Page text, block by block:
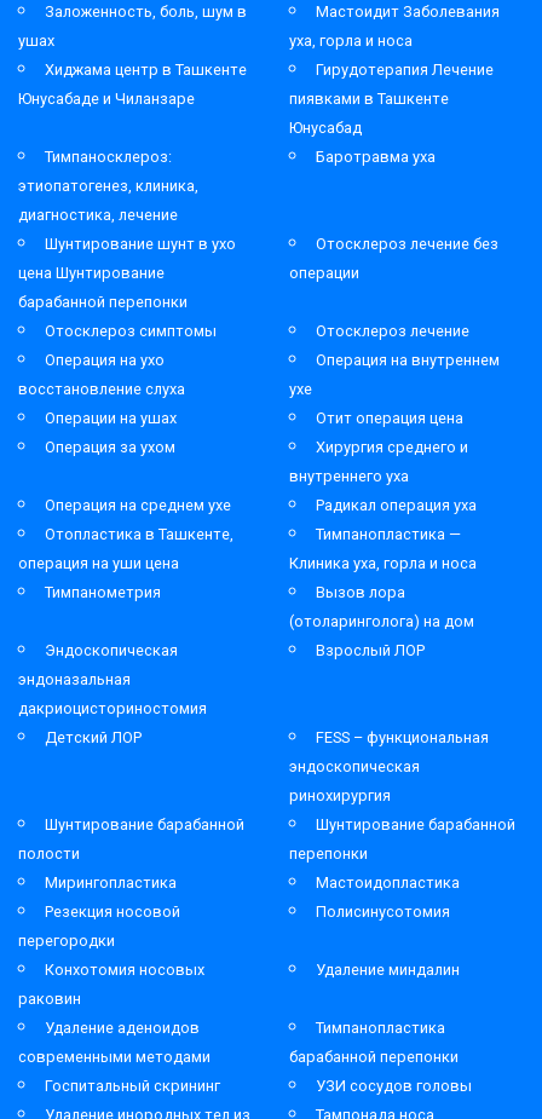
Заложенность, боль, шум в
ушах
Мастоидит Заболевания
уха, горла и носа
Хиджама центр в Ташкенте
Юнусабаде и Чиланзаре
Гирудотерапия Лечение
пиявками в Ташкенте
Юнусабад
Тимпаносклероз:
этиопатогенез, клиника,
диагностика, лечение
Баротравма уха
Шунтирование шунт в ухо
цена Шунтирование
барабанной перепонки
Отосклероз лечение без
операции
Отосклероз симптомы
Отосклероз лечение
Операция на ухо
восстановление слуха
Операция на внутреннем
ухе
Операции на ушах
Отит операция цена
Операция за ухом
Хирургия среднего и
внутреннего уха
Операция на среднем ухе
Радикал операция уха
Отопластика в Ташкенте,
операция на уши цена
Тимпанопластика —
Клиника уха, горла и носа
Тимпанометрия
Вызов лора
(отоларинголога) на дом
Эндоскопическая
эндоназальная
дакриоцисториностомия
Взрослый ЛОР
Детский ЛОР
FESS – функциональная
эндоскопическая
ринохирургия
Шунтирование барабанной
полости
Шунтирование барабанной
перепонки
Мирингопластика
Мастоидопластика
Резекция носовой
перегородки
Полисинусотомия
Конхотомия носовых
раковин
Удаление миндалин
Удаление аденоидов
современными методами
Тимпанопластика
барабанной перепонки
Госпитальный скрининг
УЗИ сосудов головы
Удаление инородных тел из
Тампонада носа